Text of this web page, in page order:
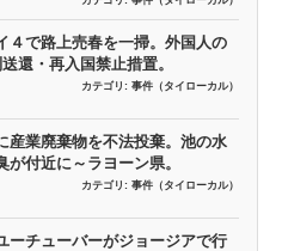
４で路上売春を一掃。外国人の
還・再入国禁止措置。
カテゴリ: 事件（タイローカル）
産業廃棄物を不法投棄。池の水
が付近に～ラヨーン県。
カテゴリ: 事件（タイローカル）
ーチューバーがジョージアで行